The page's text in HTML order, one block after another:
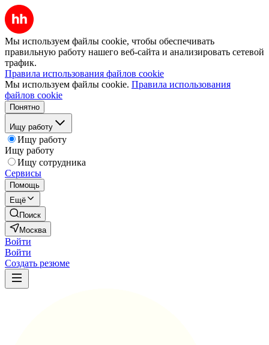
Мы используем файлы cookie, чтобы обеспечивать
правильную работу нашего веб-сайта и анализировать сетевой
трафик.
Правила использования файлов cookie
Мы используем файлы cookie. Правила использования
файлов cookie
Понятно
Ищу работу
Ищу работу
Ищу работу
Ищу сотрудника
Сервисы
Помощь
Ещё
Поиск
Москва
Войти
Войти
Создать резюме